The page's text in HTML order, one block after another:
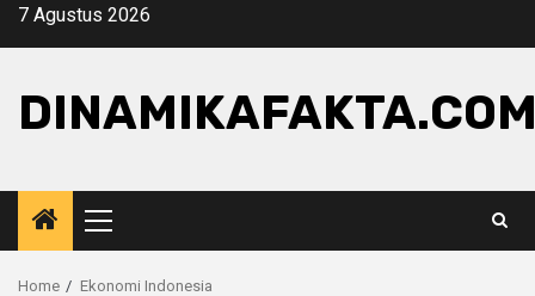
Skip7 Agustus 2026
Primary
Menu
Home Ekonomi Indonesia